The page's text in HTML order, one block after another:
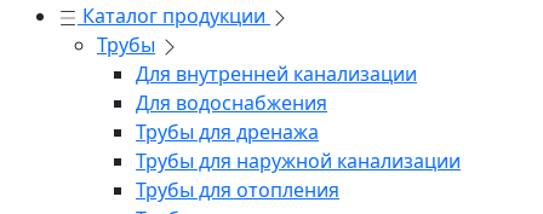
Каталог продукции
Трубы
Для внутренней канализации
Для водоснабжения
Трубы для дренажа
Трубы для наружной канализации
Трубы для отопления